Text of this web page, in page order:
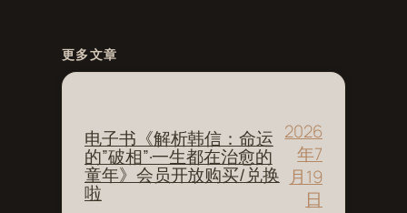
更多文章
电子书《解析韩信：命运
的”破相”·一生都在治愈的
童年》会员开放购买/兑换
啦
2026
年7
月19
日